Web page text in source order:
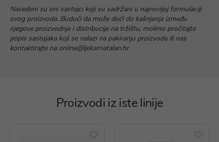
Navedeni su oni sastojci koji su sadržani u najnovijoj formulaciji
ovog proizvoda. Budući da može doći do kašnjenja između
njegove proizvodnje i distribucije na tržištu, molimo pročitajte
popis sastojaka koji se nalazi na pakiranju proizvoda ili nas
kontaktirajte na online@ljekarnatalan.hr
Proizvodi iz iste linije